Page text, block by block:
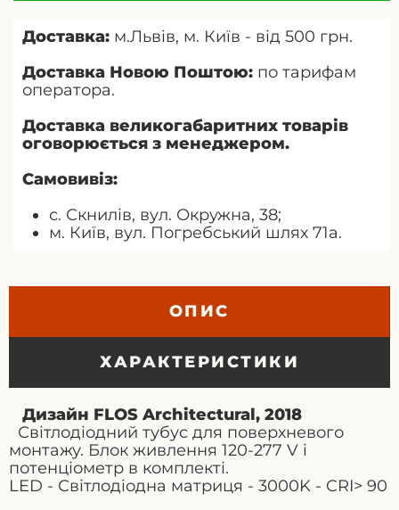
Доставка: м.Львів, м. Київ - від 500 грн.
Доставка Новою Поштою: по тарифам
оператора.
Доставка великогабаритних товарів
оговорюється з менеджером.
Самовивіз:
с. Скнилів, вул. Окружна, 38;
м. Київ, вул. Погребський шлях 71а.
ОПИС
ХАРАКТЕРИСТИКИ
Дизайн FLOS Architectural, 2018
Світлодіодний тубус для поверхневого
монтажу. Блок живлення 120-277 V і
потенціометр в комплекті.
LED - Світлодіодна матриця - 3000K - CRI> 90